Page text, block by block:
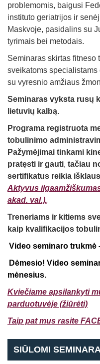
problemomis, baigusi
instituto geriatrijos ir
Maskvoje, pasidalins su
tyrimais bei metodais.
Seminaras skirtas fitneso
sveikatoms
su vyresnio amžiaus
Seminaras vyksta rusų
lietuvių kalbą.
Programa registruota
tobulinimo
Pažymėjimai tinkami
pratęsti ir gauti, tačiau
sertifikatus reikia
Aktyvus
akad. val.)„
Treneriams ir kitiems
kaip kvalifikacijos
Video seminaro trukmė
Dėmesio! Video
mėnesius.
Kviečiame apsilankyti
parduotuvėje (žiūrėti)
Taip pat mus rasite
SIŪLOMI